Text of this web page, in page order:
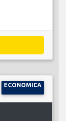
ECONOMICA